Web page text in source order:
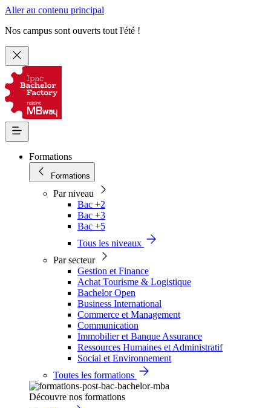
Aller au contenu principal
Nos campus sont ouverts tout l'été !
Formations
Formations
Par niveau
Bac +2
Bac +3
Bac +5
Tous les niveaux
Par secteur
Gestion et Finance
Achat Tourisme & Logistique
Bachelor Open
Business International
Commerce et Management
Communication
Immobilier et Banque Assurance
Ressources Humaines et Administratif
Social et Environnement
Toutes les formations
Découvre nos formations